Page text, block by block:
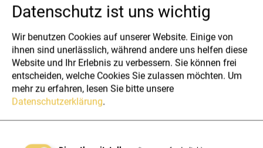
31.03.2026 AKTUELLES
Warum E-Mail Fraud
Protection wichtig ist: SPF,
DKIM & DMARC
vor gefälschten E-Mails, Phishing und
Datenschutz ist uns wichtig
Wir benutzen Cookies auf unserer Website. Einige von
ihnen sind unerlässlich, während andere uns helfen diese
Website und Ihr Erlebnis zu verbessern. Sie können frei
entscheiden, welche Cookies Sie zulassen möchten. Um
mehr zu erfahren, lesen Sie bitte unsere
Datenschutzerklärung.